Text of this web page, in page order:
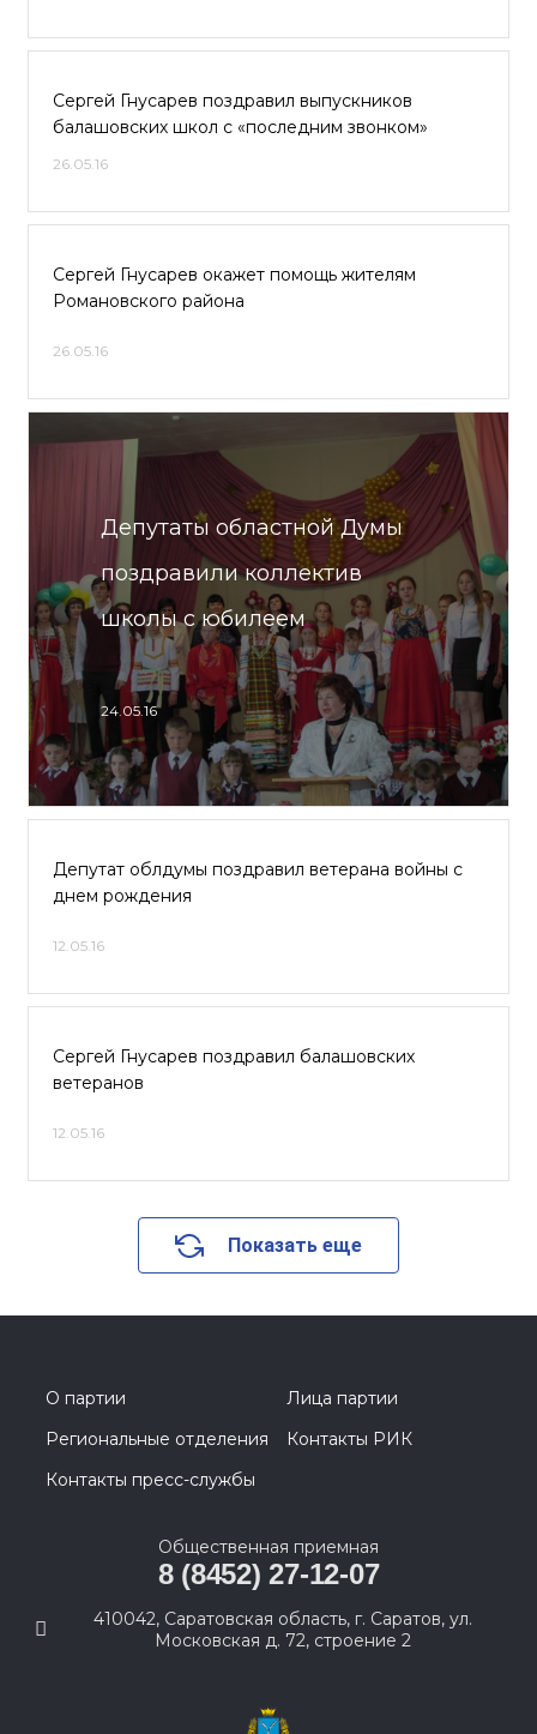
Сергей Гнусарев поздравил выпускников
балашовских школ с «последним звонком»
26.05.16
Сергей Гнусарев окажет помощь жителям
Романовского района
26.05.16
Депутаты областной Думы
поздравили коллектив
школы с юбилеем
24.05.16
Депутат облдумы поздравил ветерана войны с
днем рождения
12.05.16
Сергей Гнусарев поздравил балашовских
ветеранов
12.05.16
Показать еще
О партии
Лица партии
Региональные отделения
Контакты РИК
Контакты пресс-службы
Общественная приемная
8 (8452) 27-12-07
410042, Саратовская область, г. Саратов, ул.
Московская д. 72, строение 2